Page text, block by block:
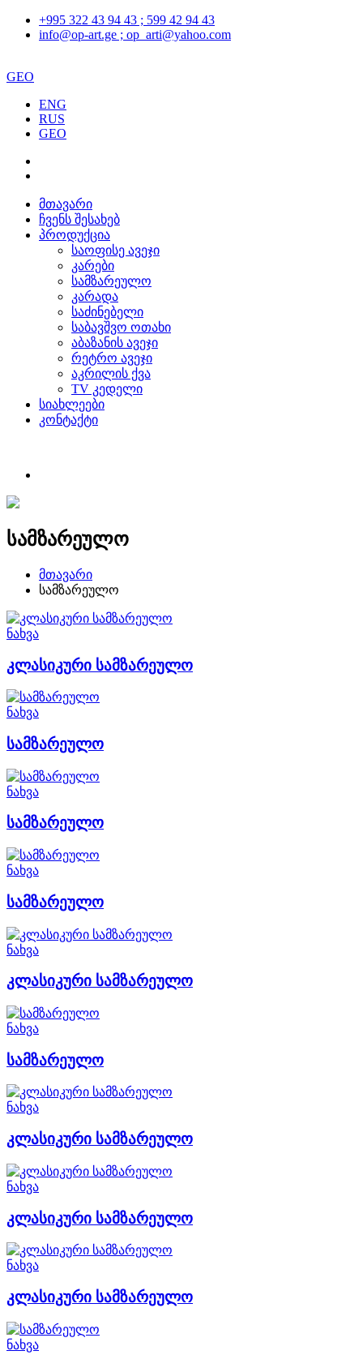
+995 322 43 94 43 ; 599 42 94 43
info@op-art.ge ; op_arti@yahoo.com
GEO
ENG
RUS
GEO
მთავარი
ჩვენს შესახებ
პროდუქცია
საოფისე ავეჯი
კარები
სამზარეულო
კარადა
საძინებელი
საბავშვო ოთახი
აბაზანის ავეჯი
რეტრო ავეჯი
აკრილის ქვა
TV კედელი
სიახლეები
კონტაქტი
სამზარეულო
მთავარი
სამზარეულო
ნახვა
კლასიკური სამზარეულო
ნახვა
სამზარეულო
ნახვა
სამზარეულო
ნახვა
სამზარეულო
ნახვა
კლასიკური სამზარეულო
ნახვა
სამზარეულო
ნახვა
კლასიკური სამზარეულო
ნახვა
კლასიკური სამზარეულო
ნახვა
კლასიკური სამზარეულო
ნახვა